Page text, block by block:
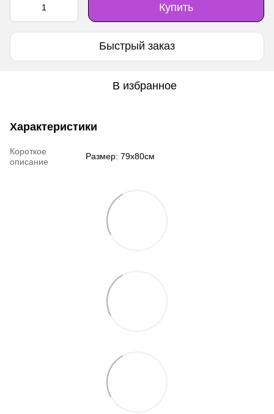
Купить
Быстрый заказ
В избранное
Характеристики
Короткое
описание
Размер: 79х80см